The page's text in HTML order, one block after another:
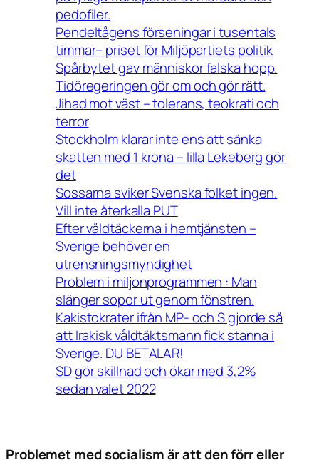
pedofiler.
Pendeltågens förseningar i tusentals
timmar– priset för Miljöpartiets politik
Spårbytet gav människor falska hopp.
Tidöregeringen gör om och gör rätt.
Jihad mot väst – tolerans, teokrati och
terror
Stockholm klarar inte ens att sänka
skatten med 1 krona – lilla Lekeberg gör
det
Sossarna sviker Svenska folket ingen.
Vill inte återkalla PUT
Efter våldtäckerna i hemtjänsten –
Sverige behöver en
utrensningsmyndighet
Problem i miljonprogrammen : Man
slänger sopor ut genom fönstren.
Kakistokrater ifrån MP- och S gjorde så
att Irakisk våldtäktsmann fick stanna i
Sverige. DU BETALAR!
SD gör skillnad och ökar med 3,2%
sedan valet 2022
Problemet med socialism är att den förr eller